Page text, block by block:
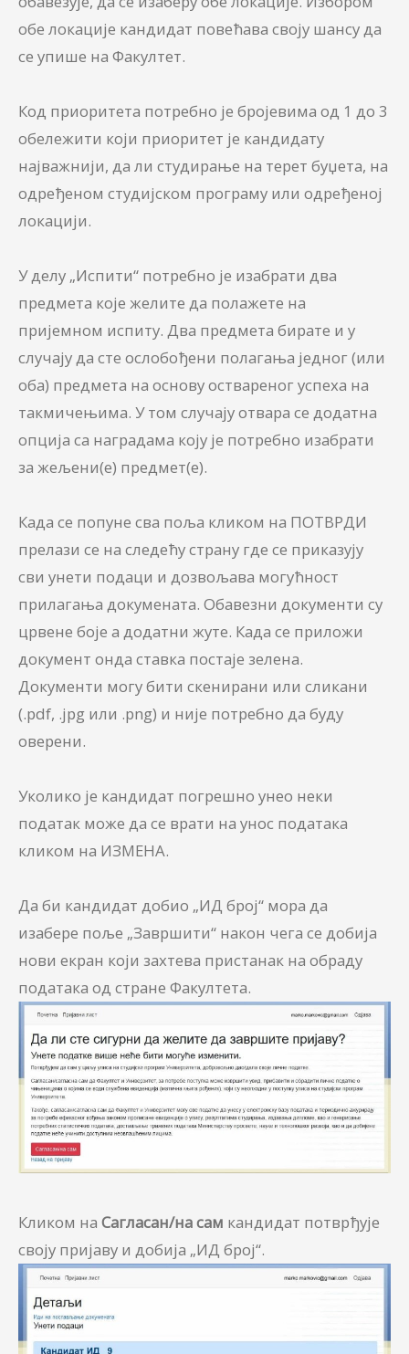
обе локације кандидат повећава своју шансу да
се упише на Факултет.
Код приоритета потребно је бројевима од 1 до 3
обележити који приоритет је кандидату
најважнији, да ли студирање на терет буџета, на
одређеном студијском програму или одређеној
локацији.
У делу „Испити“ потребно је изабрати два
предмета које желите да полажете на
пријемном испиту. Два предмета бирате и у
случају да сте ослобођени полагања једног (или
оба) предмета на основу оствареног успеха на
такмичењима. У том случају отвара се додатна
опција са наградама коју је потребно изабрати
за жељени(е) предмет(е).
Када се попуне сва поља кликом на ПОТВРДИ
прелази се на следећу страну где се приказују
сви унети подаци и дозвољава могућност
прилагања докумената. Обавезни документи су
црвене боје а додатни жуте. Када се приложи
документ онда ставка постаје зелена.
Документи могу бити скенирани или сликани
(.pdf, .jpg или .png) и није потребно да буду
оверени.
Уколико је кандидат погрешно унео неки
податак може да се врати на унос података
кликом на ИЗМЕНА.
Да би кандидат добио „ИД број“ мора да
изабере поље „Завршити“ након чега се добија
нови екран који захтева пристанак на обраду
података од стране Факултета.
Кликом на Сагласан/на сам кандидат потврђује
своју пријаву и добија „ИД број“.